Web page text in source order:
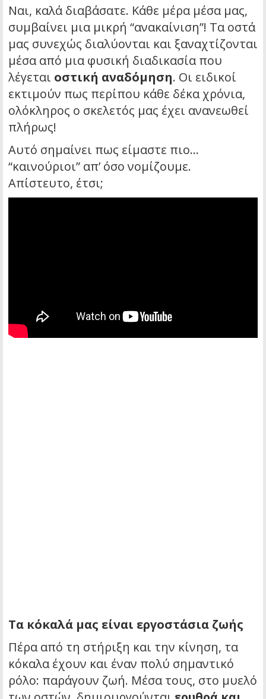
Ναι, καλά διαβάσατε. Κάθε μέρα μέσα μας,
συμβαίνει μια μικρή “ανακαίνιση”! Τα οστά
μας συνεχώς διαλύονται και ξαναχτίζονται
μέσα από μια φυσική διαδικασία που
λέγεται οστική αναδόμηση. Οι ειδικοί
εκτιμούν πως περίπου κάθε δέκα χρόνια,
ολόκληρος ο σκελετός μας έχει ανανεωθεί
πλήρως!
Αυτό σημαίνει πως είμαστε πιο…
“καινούριοι” απ’ όσο νομίζουμε.
Απίστευτο, έτσι;
Τα κόκαλά μας είναι εργοστάσια ζωής
Πέρα από τη στήριξη και την κίνηση, τα
κόκαλα έχουν και έναν πολύ σημαντικό
ρόλο: παράγουν ζωή. Μέσα τους, στο μυελό